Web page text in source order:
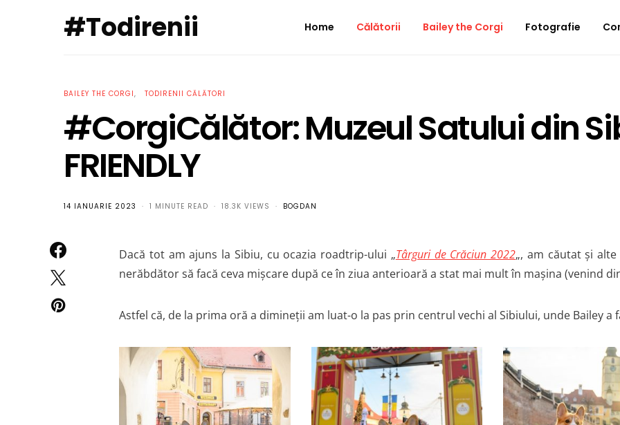
#Todirenii Home Călătorii Bailey the Corgi Fotografie
BAILEY THE CORGI TODIRENII CĂLĂTORI
#CorgiCălător: Muzeul Satului din
FRIENDLY
14 IANUARIE 2023 1 MINUTE READ 18.3K VIEWS BOGDAN
Dacă tot am ajuns la Sibiu, cu ocazia roadtrip-ului „Târguri de Crăciun 2022„, am căutat și
nerăbdător să facă ceva mișcare după ce în ziua anterioară a stat mai mult în mașina (venind
Astfel că, de la prima oră a dimineții am luat-o la pas prin centrul vechi al Sibiului, unde Bailey a